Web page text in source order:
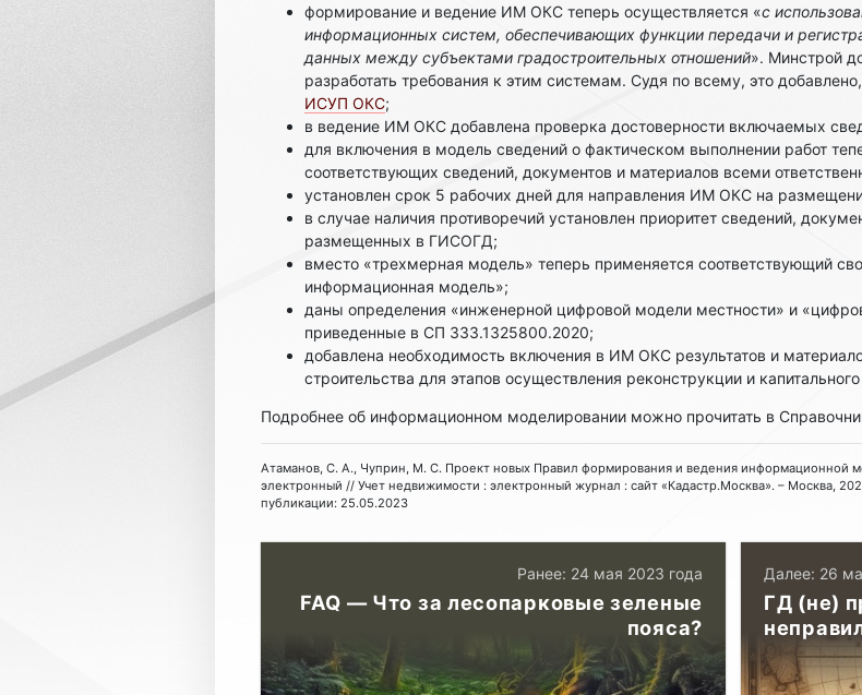
формирование и ведение ИМ ОКС теперь осуществляется «с
информационных систем, обеспечивающих функции передачи и
данных между субъектами градостроительных отношений». Минстрой
разработать требования к этим системам. Судя по всему, это
ИСУП ОКС;
в ведение ИМ ОКС добавлена проверка достоверности включаемых
для включения в модель сведений о фактическом выполнении работ
соответствующих сведений, документов и материалов всеми
установлен срок 5 рабочих дней для направления ИМ ОКС на
в случае наличия противоречий установлен приоритет сведений,
размещенных в ГИСОГД;
вместо «трехмерная модель» теперь применяется соответствующий
информационная модель»;
даны определения «инженерной цифровой модели местности» и
приведенные в СП 333.1325800.2020;
добавлена необходимость включения в ИМ ОКС результатов и
строительства для этапов осуществления реконструкции и
Подробнее об информационном моделировании можно прочитать в
Атаманов, С. А., Чуприн, М. С. Проект новых Правил формирования и ведения информационной
электронный // Учет недвижимости : электронный журнал : сайт «Кадастр.Москва». – Москва,
публикации: 25.05.2023
Ранее: 24 мая 2023 года
FAQ — Что за лесопарковые зеленые
пояса?
Далее: 26
ГД (не)